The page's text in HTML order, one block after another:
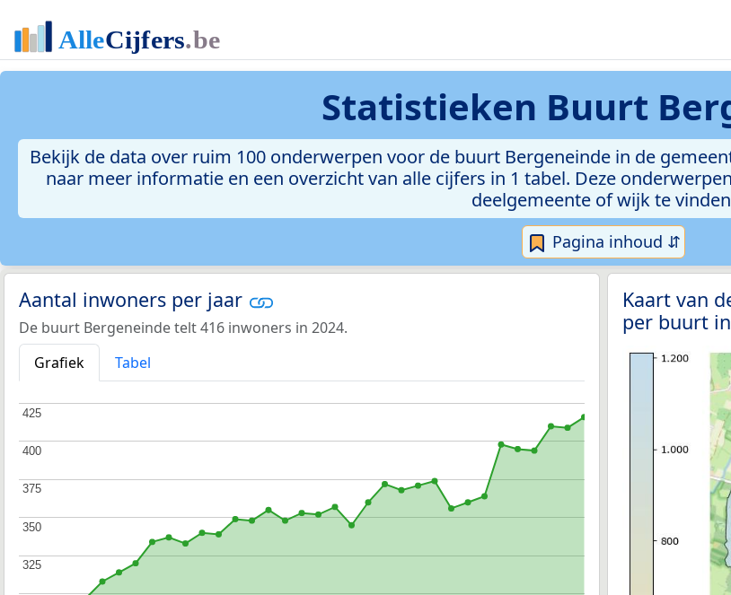
Statistieken Buurt
Bekijk de data over ruim 100 onderwerpen voor de buurt Bergeneinde in de
naar meer informatie en een overzicht van alle cijfers in 1 tabel. Deze
deelgemeente of wijk te
Pagina inhoud ⇵
Aantal inwoners per jaar
De buurt Bergeneinde telt 416 inwoners in 2024.
Grafiek
Tabel
325
325
350
350
375
375
400
400
425
425
Kaart van
per buurt